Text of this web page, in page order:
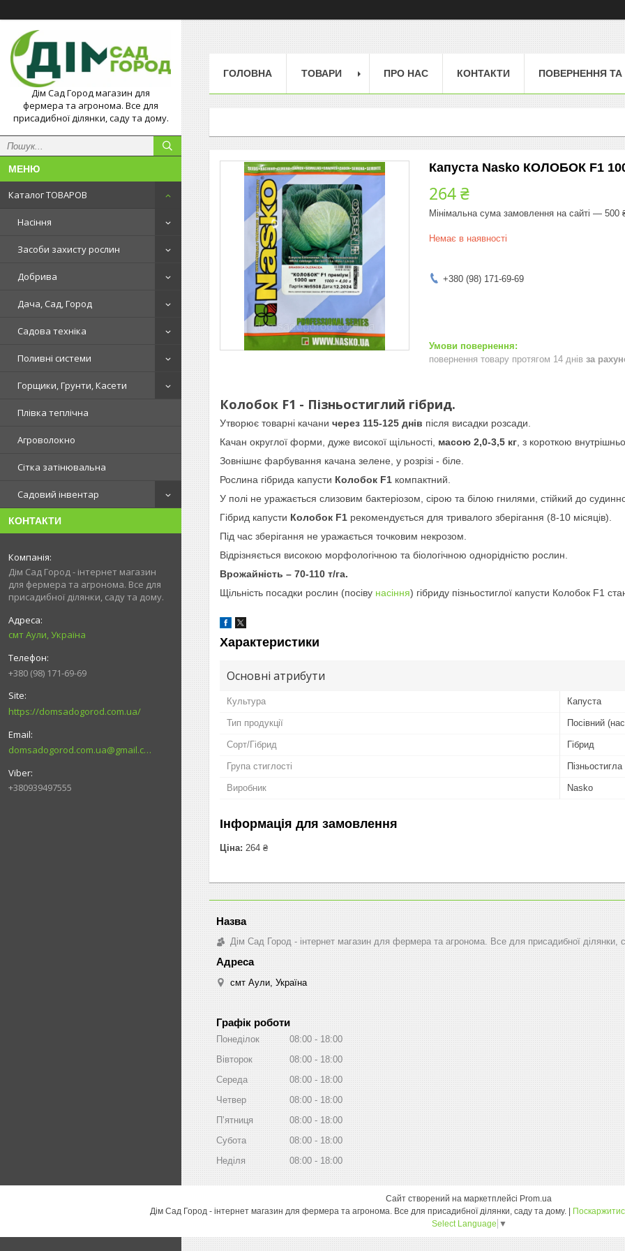
Дім Сад Город магазин для
фермера та агронома. Все для
присадибної ділянки, саду та дому.
Каталог ТОВАРОВ
Насіння
Засоби захисту рослин
Добрива
Дача, Сад, Город
Садова техніка
Поливні системи
Горщики, Грунти, Касети
Плівка теплічна
Агроволокно
Сітка затінювальна
Садовий інвентар
КОНТАКТИ
Дім Сад Город - інтернет магазин
для фермера та агронома. Все для
присадибної ділянки, саду та дому.
смт Аули, Україна
+380 (98) 171-69-69
https://domsadogorod.com.ua/
domsadogorod.com.ua@gmail.com
+380939497555
ГОЛОВНА ТОВАРИ ПРО НАС КОНТАКТИ ПОВЕРНЕННЯ ТА
Капуста Nasko КОЛОБОК F1
264 ₴
Мінімальна сума замовлення на сайті — 500
Немає в наявності
+380 (98) 171-69-69
повернення товару протягом 14 днів за
Колобок F1 - Пізньостиглий гібрид.
Утворює товарні качани через 115-125 днів після висадки розсади.
Качан округлої форми, дуже високої щільності, масою 2,0-3,5 кг , з короткою
Зовнішнє фарбування качана зелене, у розрізі - біле.
Рослина гібрида капусти Колобок F1 компактний.
У полі не уражається слизовим бактеріозом, сірою та білою гнилями, стійкий до
Гібрид капусти Колобок F1 рекомендується для тривалого зберігання (8-10 місяців).
Під час зберігання не уражається точковим некрозом.
Відрізняється високою морфологічною та біологічною однорідністю рослин.
Врожайність – 70-110 т/га.
Щільність посадки рослин (посіву насіння) гібриду пізньостиглої капусти Колобок F1
Характеристики
Основні атрибути
Культура Капуста
Тип продукції Посівний
Сорт/Гібрид Гібрид
Група стиглості Пізньостигла
Виробник Nasko
Інформація для замовлення
Ціна: 264 ₴
Дім Сад Город - інтернет магазин для фермера та агронома. Все для присадибної ділянки,
смт Аули, Україна
Графік роботи
Понеділок 08:00
18:00
Вівторок
08:00
18:00
Середа
08:00
18:00
Четвер
08:00
18:00
Пʼятниця
08:00
18:00
Субота
08:00
18:00
Неділя
08:00 18:00
Сайт створений на маркетплейсі Prom.ua
Дім Сад Город - інтернет магазин для фермера та агронома. Все для присадибної ділянки, саду та дому. |
Select Language ▼